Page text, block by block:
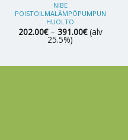
NIBE
POISTOILMALÄMPÖPUMPUN
HUOLTO
202.00€ – 391.00€
202.00€
(alv
25.5%)